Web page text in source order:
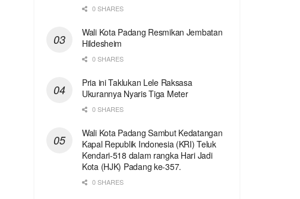
0 SHARES
Wali Kota Padang Resmikan Jembatan
Hildesheim
0 SHARES
Pria ini Taklukan Lele Raksasa
Ukurannya Nyaris Tiga Meter
0 SHARES
Wali Kota Padang Sambut Kedatangan
Kapal Republik Indonesia (KRI) Teluk
Kendari-518 dalam rangka Hari Jadi
Kota (HJK) Padang ke-357.
0 SHARES